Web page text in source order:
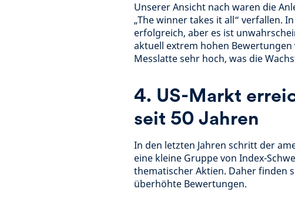
Unserer Ansicht nach waren die
„The winner takes it all“ verfallen.
erfolgreich, aber es ist
aktuell extrem hohen
Messlatte sehr hoch, was die
4. US-Markt
seit 50 Jahren
In den letzten Jahren schritt der
eine kleine Gruppe von Index-
thematischer Aktien. Daher finden
überhöhte Bewertungen.